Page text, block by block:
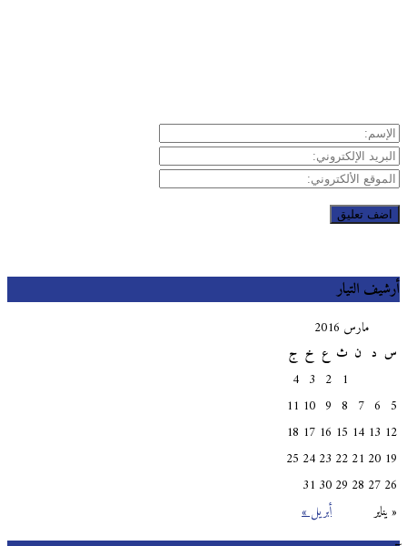
التيار
مارس 2016
د ن ث ع خ ج
أبريل »
2
3
4
6
7
8
9
10
11
13
14
15
16
17
18
20
21
22
23
24
25
27
28
29
30
31